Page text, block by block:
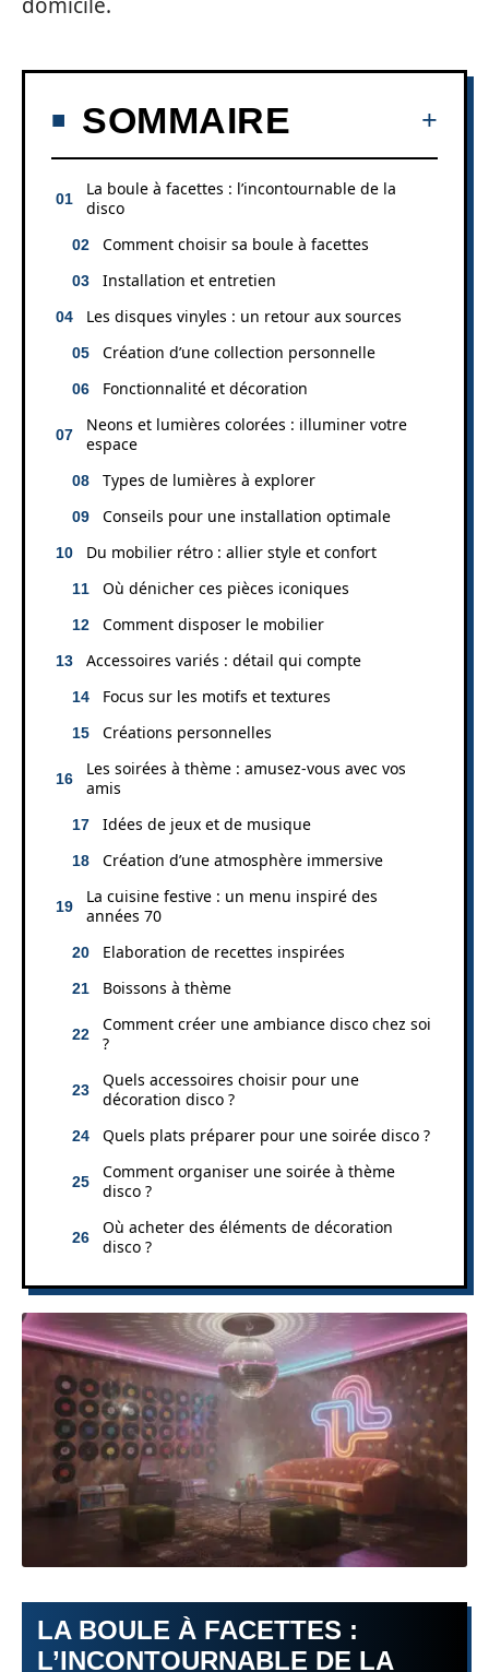
SOMMAIRE
La boule à facettes : l’incontournable de la
disco
Comment choisir sa boule à facettes
Installation et entretien
Les disques vinyles : un retour aux sources
Création d’une collection personnelle
Fonctionnalité et décoration
Neons et lumières colorées : illuminer votre
espace
Types de lumières à explorer
Conseils pour une installation optimale
Du mobilier rétro : allier style et confort
Où dénicher ces pièces iconiques
Comment disposer le mobilier
Accessoires variés : détail qui compte
Focus sur les motifs et textures
Créations personnelles
Les soirées à thème : amusez-vous avec vos
amis
Idées de jeux et de musique
Création d’une atmosphère immersive
La cuisine festive : un menu inspiré des
années 70
Elaboration de recettes inspirées
Boissons à thème
Comment créer une ambiance disco chez soi
?
Quels accessoires choisir pour une
décoration disco ?
Quels plats préparer pour une soirée disco ?
Comment organiser une soirée à thème
disco ?
Où acheter des éléments de décoration
disco ?
LA BOULE À FACETTES :
L’INCONTOURNABLE DE LA